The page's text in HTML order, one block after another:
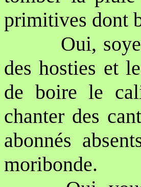
primitives dont
Oui,
des hosties et
de boire le
chanter des
abonnés
moribonde.